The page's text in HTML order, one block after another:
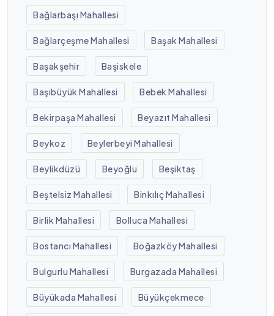
Bağlarbaşı Mahallesi
Bağlarçeşme Mahallesi Başak Mahallesi
Başakşehir Başiskele
Başıbüyük Mahallesi Bebek Mahallesi
Bekirpaşa Mahallesi Beyazıt Mahallesi
Beykoz Beylerbeyi Mahallesi
Beylikdüzü Beyoğlu Beşiktaş
Beştelsiz Mahallesi Binkılıç Mahallesi
Birlik Mahallesi Bolluca Mahallesi
Bostancı Mahallesi Boğazköy Mahallesi
Bulgurlu Mahallesi Burgazada Mahallesi
Büyükada Mahallesi Büyükçekmece